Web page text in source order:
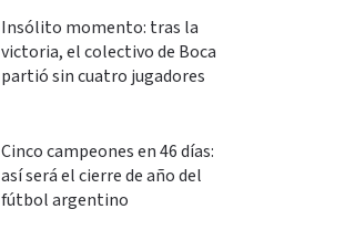
Insólito momento: tras la
victoria, el colectivo de Boca
partió sin cuatro jugadores
Cinco campeones en 46 días:
así será el cierre de año del
fútbol argentino